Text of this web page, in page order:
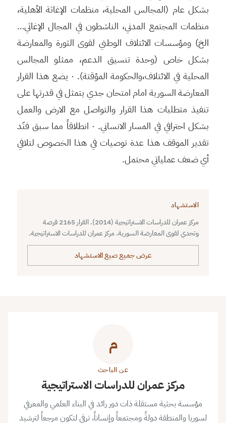
بشكل عام (المجالس المحلية، منظمات الإغاثة الأهلية،
منظمات المجتمع المدني، الناشطون في المجال الإغاثي…
الخ) ومؤسسات الائتلاف الوطني لقوى الثورة والمعارضة
بشكل خاص (وحدة تنسيق الدعم، ممثلو المجالس
المحلية في الائتلاف،والحكومة المؤقتة). · يضع هذا القرار
المعارضة السورية امام امتحان جدي يتمثل في قدرتها على
تنفيذ متطلبات هذا القرار والتواصل مع الارض والعمل
بشكل احترافي في المسار الانساني. · انطلاقاً مما سبق فنّد
تقدير الموقف هذا عدة توصيات في هذا الخصوص لتلافي
أي ضعف عملياتي محتمل.
الاستشهاد
مركز عمران للدراسات الاستراتيجية (2014). القرار 2165 فرصة
وتحدي لقوى المعارضة السورية. مركز عمران للدراسات الاستراتيجية.
عرض جميع صيغ الاستشهاد
م
عن الباحث
مركز عمران للدراسات الاستراتيجية
مؤسسة بحثية مستقلة ذات دور رائد في البناء العلمي والمعرفي
لسوريا والمنطقة دولةً ومجتمعاً وإنساناً، ترقى لتكون مرجعاً لترشيد